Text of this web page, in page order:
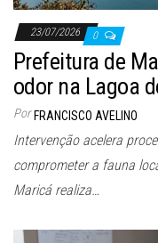
23/07/2026 0
Prefeitura de
odor na Lagoa
Por FRANCISCO AVELINO
Intervenção acelera
comprometer a fauna
Maricá realiza…